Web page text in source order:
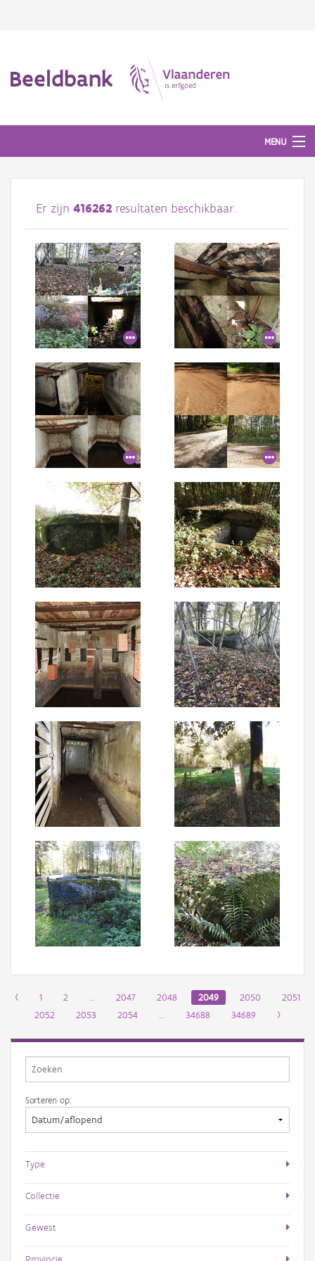
Beeldbank
MENU
Afbeeldingen
#BeeldIndeKijker
Hergebruik
Over ons
Aanmelden
Er zijn 416262 resultaten beschikbaar.
‹ 1 2 … 2047 2048 2049 2050
2051
2052
2053 2054 … 34688 34689 ›
Sorteren op:
Type
Collectie
Gewest